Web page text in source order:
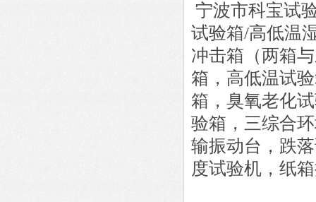
宁波市科宝试
试验箱/高低温
冲击箱（两箱
箱，高低温试
箱，臭氧老化
验箱，三综合
输振动台，跌
度试验机，纸